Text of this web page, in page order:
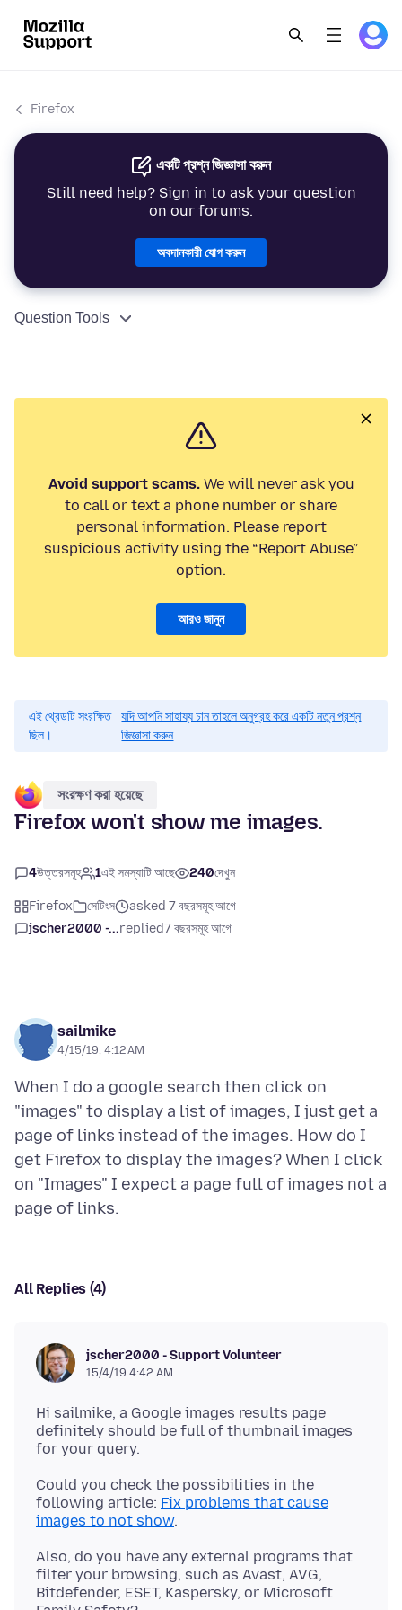
Firefox
একটি প্রশ্ন জিজ্ঞাসা করুন
Still need help? Sign in to ask your question
on our forums.
অবদানকারী যোগ করুন
Question Tools
Avoid support scams.We will never ask you
to call or text a phone number or share
personal information. Please report
suspicious activity using the “Report Abuse”
option.
আরও জানুন
এই থ্রেডটি সংরক্ষিত
ছিল।
যদি আপনি সাহায্য চান তাহলে অনুগ্রহ করে একটি নতুন প্রশ্ন
জিজ্ঞাসা করুন
সংরক্ষণ করা হয়েছে
Firefox won't show me images.
4উত্তরসমূহ 1এই সমস্যাটি আছে 240দেখুন
Firefox সেটিংস
asked 7 বছরসমূহ আগে
jscher2000 -...replied7 বছরসমূহ আগে
sailmike
4/15/19, 4:12 AM
When I do a google search then click on
"images" to display a list of images, I just get a
page of links instead of the images. How do I
get Firefox to display the images? When I click
on "Images" I expect a page full of images not a
All Replies (4)
jscher2000 - Support Volunteer
15/4/19 4:42 AM
Hi sailmike, a Google images results page
definitely should be full of thumbnail images
Could you check the possibilities in the
following article: Fix problems that cause
images to not show
Also, do you have any external programs that
filter your browsing, such as Avast, AVG,
Bitdefender, ESET, Kaspersky, or Microsoft